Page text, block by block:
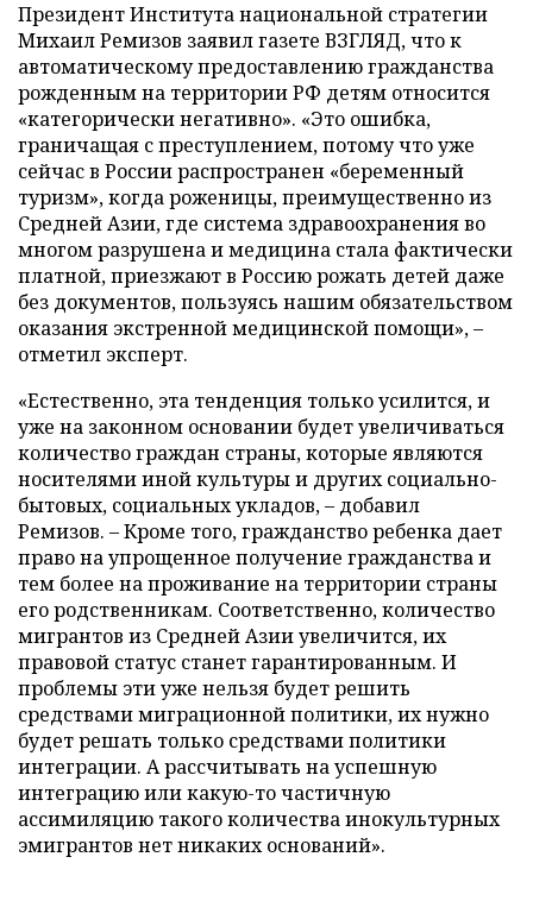
Президент Института национальной стратегии
Михаил Ремизов заявил газете ВЗГЛЯД, что к
автоматическому предоставлению гражданства
рожденным на территории РФ детям относится
«категорически негативно». «Это ошибка,
граничащая с преступлением, потому что уже
сейчас в России распространен «беременный
туризм», когда роженицы, преимущественно из
Средней Азии, где система здравоохранения во
многом разрушена и медицина стала фактически
платной, приезжают в Россию рожать детей даже
без документов, пользуясь нашим обязательством
оказания экстренной медицинской помощи», –
отметил эксперт.
«Естественно, эта тенденция только усилится, и
уже на законном основании будет увеличиваться
количество граждан страны, которые являются
носителями иной культуры и других социально-
бытовых, социальных укладов, – добавил
Ремизов. – Кроме того, гражданство ребенка дает
право на упрощенное получение гражданства и
тем более на проживание на территории страны
его родственникам. Соответственно, количество
мигрантов из Средней Азии увеличится, их
правовой статус станет гарантированным. И
проблемы эти уже нельзя будет решить
средствами миграционной политики, их нужно
будет решать только средствами политики
интеграции. А рассчитывать на успешную
интеграцию или какую-то частичную
ассимиляцию такого количества инокультурных
эмигрантов нет никаких оснований».